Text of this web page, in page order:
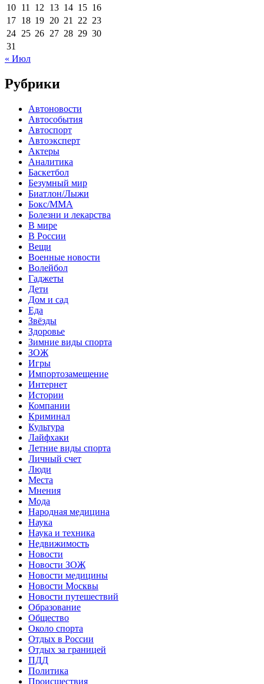
10 11 12 13 14 15 16
17 18 19 20 21 22 23
24 25 26 27 28 29 30
31
« Июл
Рубрики
Автоновости
Автособытия
Автоспорт
Автоэксперт
Актеры
Аналитика
Баскетбол
Безумный мир
Биатлон/Лыжи
Бокс/MMA
Болезни и лекарства
В мире
В России
Вещи
Военные новости
Волейбол
Гаджеты
Дети
Дом и сад
Еда
Звёзды
Здоровье
Зимние виды спорта
ЗОЖ
Игры
Импортозамещение
Интернет
Истории
Компании
Криминал
Культура
Лайфхаки
Летние виды спорта
Личный счет
Люди
Места
Мнения
Мода
Народная медицина
Наука
Наука и техника
Недвижимость
Новости
Новости ЗОЖ
Новости медицины
Новости Москвы
Новости путешествий
Образование
Общество
Около спорта
Отдых в России
Отдых за границей
ПДД
Политика
Происшествия